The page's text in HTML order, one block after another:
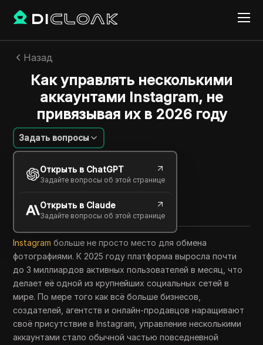
Назад
Как управлять несколькими
аккаунтами Instagram, не
привязывая их в 2026 году
Задать вопросы
Открыть в ChatGPT
Задайте вопросы об этой странице
Открыть в Claude
Задайте вопросы об этой странице
Emily Grace
12 июня 2026 6 минут
Copy Link
Instagram больше не просто место для обмена
фотографиями. К 2025 году платформа выросла почти
до 3 миллиардов активных пользователей в месяц, что
делает её одной из крупнейших социальных сетей в
мире. По мере того как всё больше бизнесов,
создателей, агентств и онлайн-продавцов наращивают
своё присутствие в Instagram, управление несколькими
аккаунтами стало обычной частью повседневной